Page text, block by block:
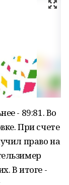
- 89:81. Во
При счете
право на
В итоге -